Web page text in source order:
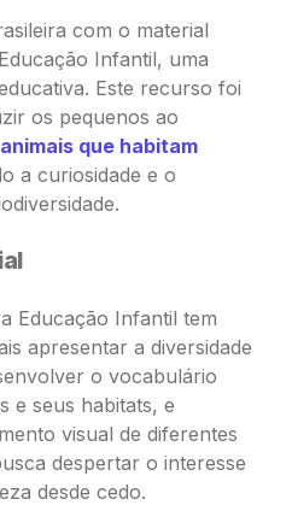
com o material
Infantil, uma
Este recurso foi
os pequenos ao
que habitam
a curiosidade e o
Educação Infantil tem
apresentar a diversidade
o vocabulário
e seus habitats, e
visual de diferentes
despertar o interesse
desde cedo.